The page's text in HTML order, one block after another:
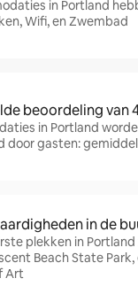
in Portland
Wifi, en Zwembad
beoordeling van
in Portland
door gasten:
in de
plekken in Portland
Beach State
Art